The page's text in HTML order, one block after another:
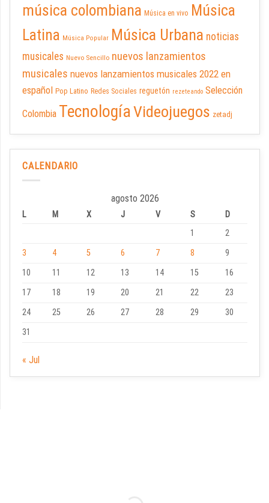
música colombiana Música en vivo Música
Latina Música Popular Música Urbana noticias
musicales Nuevo Sencillo nuevos lanzamientos
musicales nuevos lanzamientos musicales 2022 en
español Pop Latino Redes Sociales reguetón rezeteando Selección
Colombia TecnologíaVideojuegos zetadj
CALENDARIO
agosto 2026
L M X J V S
D
1
2
3
4 5 6 7 8
9
10
11 12 13 14 15
16
17
18 19 20 21 22
23
24
25 26 27 28 29
30
31
« Jul